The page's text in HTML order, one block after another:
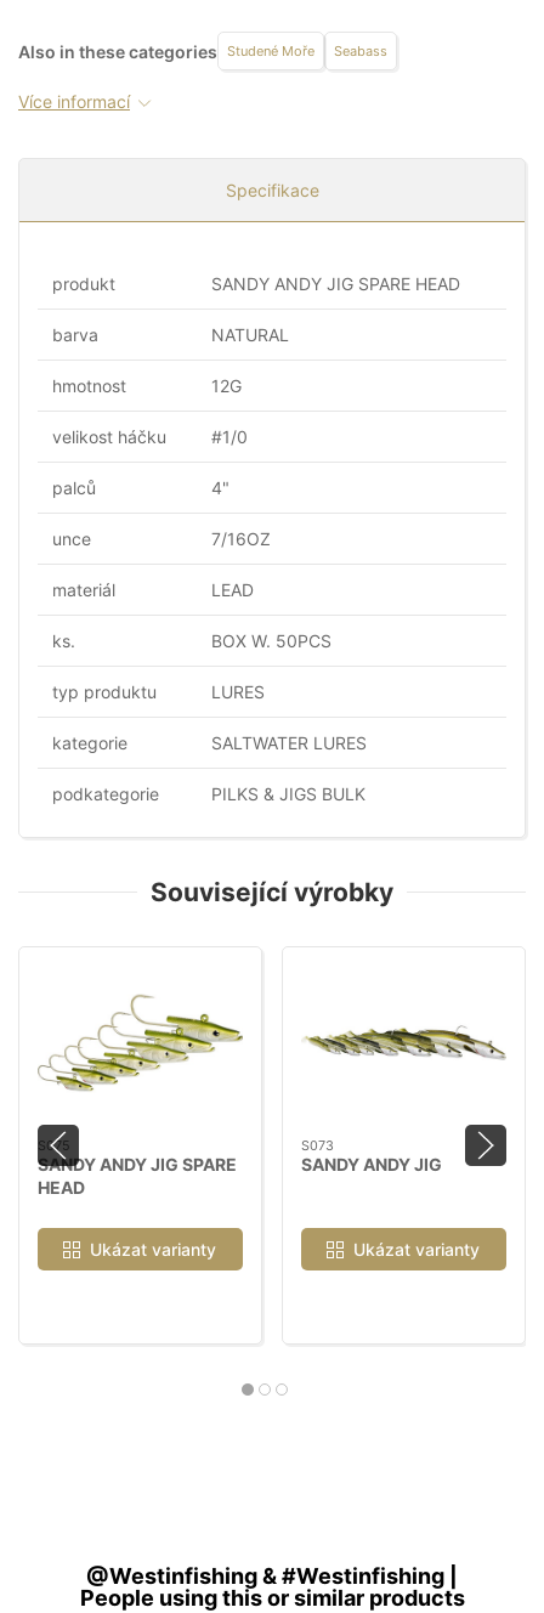
Also in these categories Studené Moře Seabass
Více informací
Specifikace
produkt SANDY ANDY JIG SPARE HEAD
barva NATURAL
hmotnost 12G
velikost háčku #1/0
palců 4"
unce 7/16OZ
materiál LEAD
ks. BOX W. 50PCS
typ produktu LURES
kategorie SALTWATER LURES
podkategorie PILKS & JIGS BULK
Související výrobky
S075
SANDY ANDY JIG SPARE
HEAD
Ukázat varianty
S073
SANDY ANDY JIG
Ukázat varianty
@Westinfishing & #Westinfishing |
People using this or similar products